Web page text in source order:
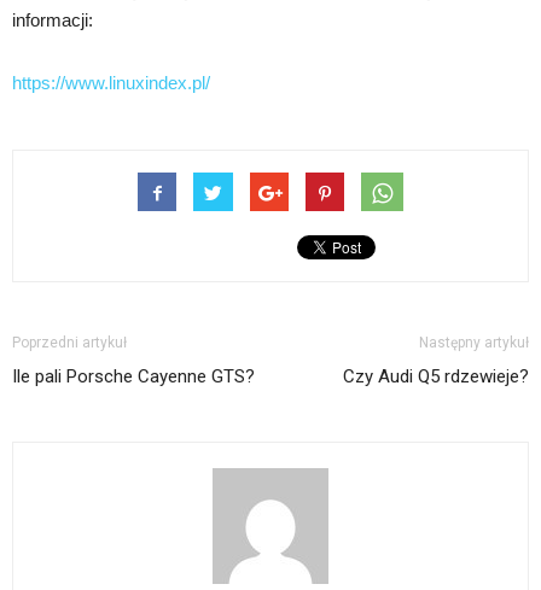
informacji:
https://www.linuxindex.pl/
Poprzedni artykuł
Ile pali Porsche Cayenne GTS?
Następny artykuł
Czy Audi Q5 rdzewieje?